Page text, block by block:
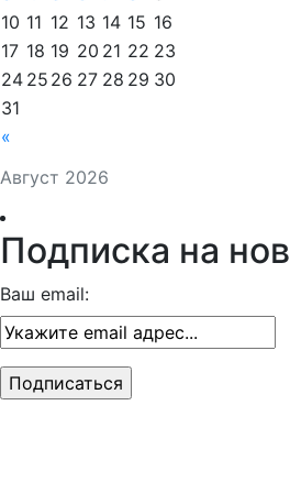
Август 2026
«
10 11 12 13 14 15 16
17 18 19 20 21 22 23
24 25 26 27 28 29 30
31
Подписка на
Ваш email: